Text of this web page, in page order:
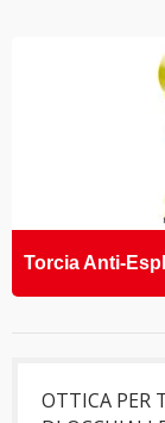
Torcia Anti-
OTTICA PER